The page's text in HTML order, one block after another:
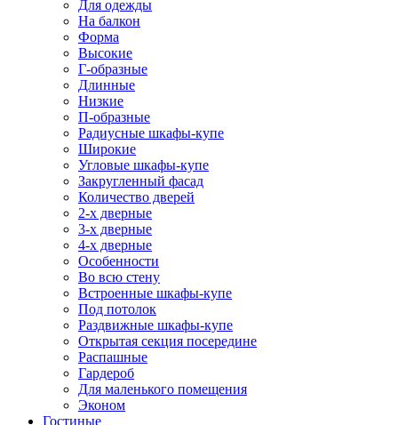
Для одежды
На балкон
Форма
Высокие
Г-образные
Длинные
Низкие
П-образные
Радиусные шкафы-купе
Широкие
Угловые шкафы-купе
Закругленный фасад
Количество дверей
2-х дверные
3-х дверные
4-х дверные
Особенности
Во всю стену
Встроенные шкафы-купе
Под потолок
Раздвижные шкафы-купе
Открытая секция посередине
Распашные
Гардероб
Для маленького помещения
Эконом
Гостиные